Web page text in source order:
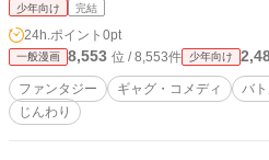
少年向け 完結
24h.ポイント 0pt
一般漫画 8,553 位 / 8,553件 少年向け
ファンタジー ギャグ・コメディ バ
じんわり